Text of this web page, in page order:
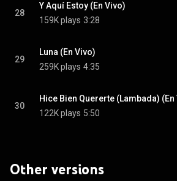
28
Y Aquí Estoy (En Vivo)
159K plays 3:28
29
Luna (En Vivo)
259K plays 4:35
30
Hice Bien Quererte (Lambada) (En
122K plays 5:50
Other versions